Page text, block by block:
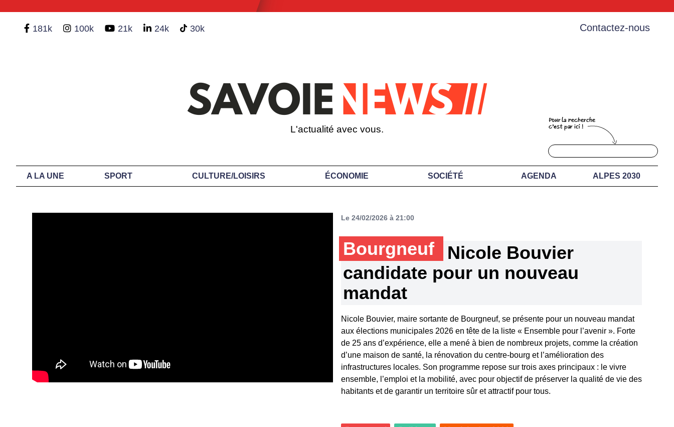
181k 100k 21k 24k 30k Contactez-nous
L'actualité avec vous.
A LA UNE SPORT CULTURE/LOISIRS ÉCONOMIE SOCIÉTÉ AGENDA ALPES 2030
Le 24/02/2026 à 21:00
Bourgneuf
Nicole Bouvier
candidate pour un nouveau
mandat
Nicole Bouvier, maire sortante de Bourgneuf, se présente pour un nouveau mandat
aux élections municipales 2026 en tête de la liste « Ensemble pour l’avenir ». Forte
de 25 ans d’expérience, elle a mené à bien de nombreux projets, comme la création
d’une maison de santé, la rénovation du centre-bourg et l’amélioration des
infrastructures locales. Son programme repose sur trois axes principaux : le vivre
ensemble, l’emploi et la mobilité, avec pour objectif de préserver la qualité de vie des
habitants et de garantir un territoire sûr et attractif pour tous.